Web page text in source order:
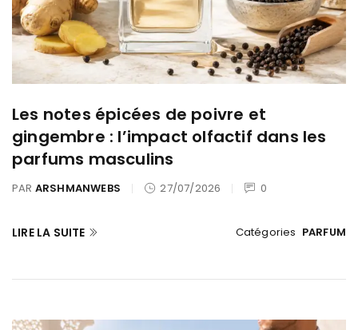
Les notes épicées de poivre et
gingembre : l’impact olfactif dans les
parfums masculins
PAR ARSHMANWEBS 27/07/2026 0
Catégories PARFUM
LIRE LA SUITE